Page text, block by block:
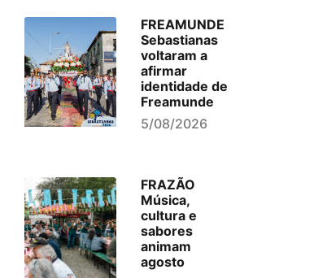
FREAMUNDE
Sebastianas
voltaram a
afirmar
identidade de
Freamunde
5/08/2026
FRAZÃO
Música,
cultura e
sabores
animam
agosto